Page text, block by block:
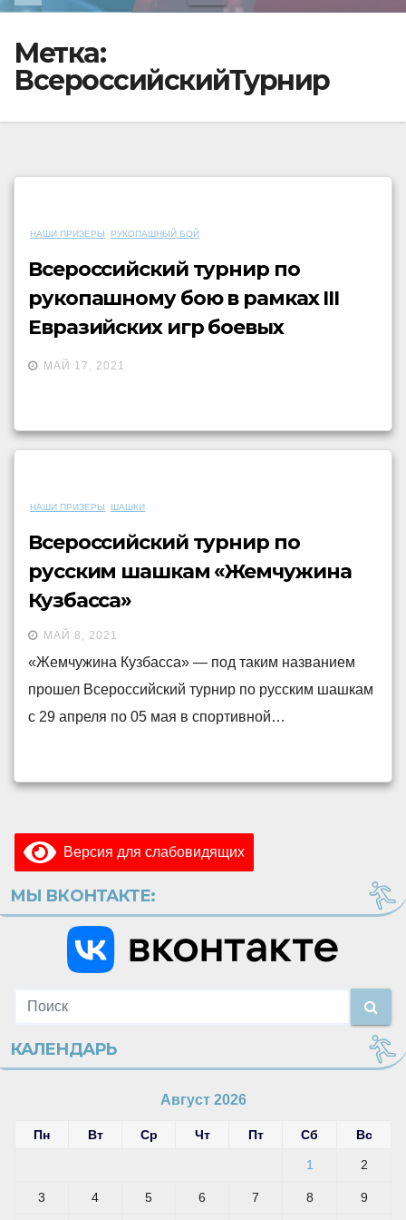
Метка:
ВсероссийскийТурнир
НАШИ ПРИЗЕРЫ РУКОПАШНЫЙ БОЙ
Всероссийский турнир по
рукопашному бою в рамках III
Евразийских игр боевых
искусств
МАЙ 17, 2021
НАШИ ПРИЗЕРЫ ШАШКИ
Всероссийский турнир по
русским шашкам «Жемчужина
Кузбасса»
МАЙ 8, 2021
«Жемчужина Кузбасса» — под таким названием
прошел Всероссийский турнир по русским шашкам
с 29 апреля по 05 мая в спортивной…
Версия для слабовидящих
МЫ ВКОНТАКТЕ:
КАЛЕНДАРЬ
Август 2026
Пн Вт Ср Чт Пт Сб Вс
1 2
3 4 5 6 7 8 9